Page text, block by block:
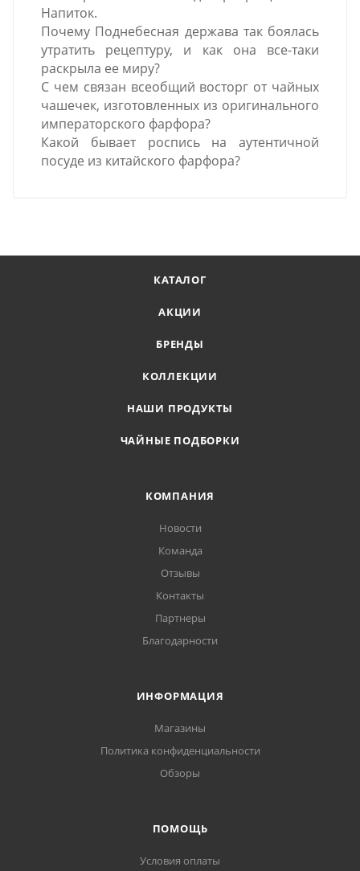
Напиток.
Почему Поднебесная держава так боялась
утратить рецептуру, и как она все-таки
раскрыла ее миру?
С чем связан всеобщий восторг от чайных
чашечек, изготовленных из оригинального
императорского фарфора?
Какой бывает роспись на аутентичной
посуде из китайского фарфора?
КАТАЛОГ
АКЦИИ
БРЕНДЫ
КОЛЛЕКЦИИ
НАШИ ПРОДУКТЫ
ЧАЙНЫЕ ПОДБОРКИ
КОМПАНИЯ
Новости
Команда
Отзывы
Контакты
Партнеры
Благодарности
ИНФОРМАЦИЯ
Магазины
Политика конфиденциальности
Обзоры
ПОМОЩЬ
Условия оплаты